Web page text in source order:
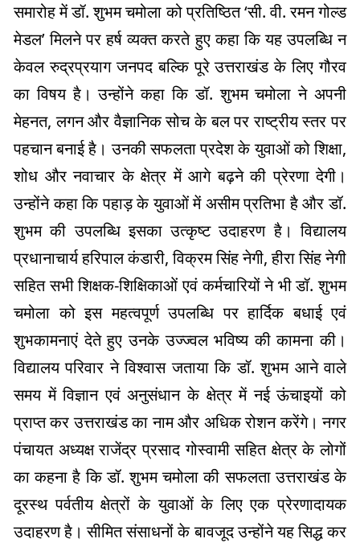
समारोह में डॉ. शुभम चमोला को प्रतिष्ठित ‘सी. वी. रमन गोल्ड
मेडल’ मिलने पर हर्ष व्यक्त करते हुए कहा कि यह उपलब्धि न
केवल रुद्रप्रयाग जनपद बल्कि पूरे उत्तराखंड के लिए गौरव
का विषय है। उन्होंने कहा कि डॉ. शुभम चमोला ने अपनी
मेहनत, लगन और वैज्ञानिक सोच के बल पर राष्ट्रीय स्तर पर
पहचान बनाई है। उनकी सफलता प्रदेश के युवाओं को शिक्षा,
शोध और नवाचार के क्षेत्र में आगे बढ़ने की प्रेरणा देगी।
उन्होंने कहा कि पहाड़ के युवाओं में असीम प्रतिभा है और डॉ.
शुभम की उपलब्धि इसका उत्कृष्ट उदाहरण है। विद्यालय
प्रधानाचार्य हरिपाल कंडारी, विक्रम सिंह नेगी, हीरा सिंह नेगी
सहित सभी शिक्षक-शिक्षिकाओं एवं कर्मचारियों ने भी डॉ. शुभम
चमोला को इस महत्वपूर्ण उपलब्धि पर हार्दिक बधाई एवं
शुभकामनाएं देते हुए उनके उज्ज्वल भविष्य की कामना की।
विद्यालय परिवार ने विश्वास जताया कि डॉ. शुभम आने वाले
समय में विज्ञान एवं अनुसंधान के क्षेत्र में नई ऊंचाइयों को
प्राप्त कर उत्तराखंड का नाम और अधिक रोशन करेंगे। नगर
पंचायत अध्यक्ष राजेंद्र प्रसाद गोस्वामी सहित क्षेत्र के लोगों
का कहना है कि डॉ. शुभम चमोला की सफलता उत्तराखंड के
दूरस्थ पर्वतीय क्षेत्रों के युवाओं के लिए एक प्रेरणादायक
उदाहरण है। सीमित संसाधनों के बावजूद उन्होंने यह सिद्ध कर